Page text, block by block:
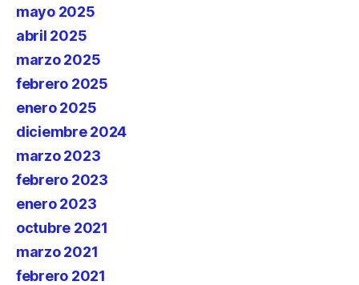
mayo 2025
abril 2025
marzo 2025
febrero 2025
enero 2025
diciembre 2024
marzo 2023
febrero 2023
enero 2023
octubre 2021
marzo 2021
febrero 2021